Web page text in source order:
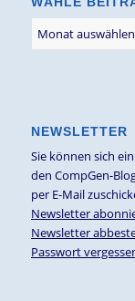
NEWSLETTER
Sie können sich
den CompGen-
per E-Mail
Newsletter
Newsletter
Passwort